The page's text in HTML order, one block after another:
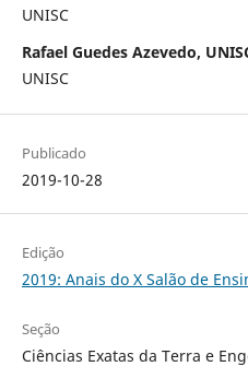
UNISC
Rafael Guedes Azevedo,
UNISC
Publicado
2019-10-28
Edição
2019: Anais do X Salão de
Seção
Ciências Exatas da Terra e